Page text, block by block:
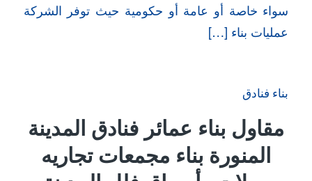
سواء خاصة أو عامة أو حكومية حيث توفر الشركة
عمليات بناء […]
بناء فنادق
مقاول بناء عمائر فنادق المدينة
المنورة بناء مجمعات تجاريه